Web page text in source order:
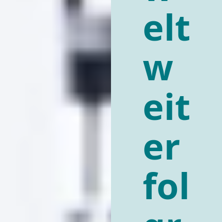
elt
w
eit
er
fol